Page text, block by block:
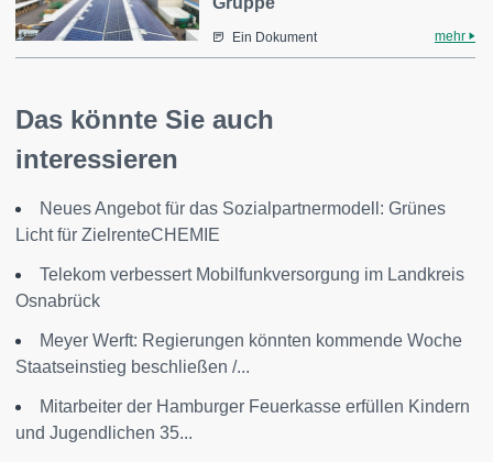
Ein Dokument mehr
Das könnte Sie auch
interessieren
Neues Angebot für das Sozialpartnermodell: Grünes
Licht für ZielrenteCHEMIE
Telekom verbessert Mobilfunkversorgung im Landkreis
Osnabrück
Meyer Werft: Regierungen könnten kommende Woche
Staatseinstieg beschließen /...
Mitarbeiter der Hamburger Feuerkasse erfüllen Kindern
und Jugendlichen 35...